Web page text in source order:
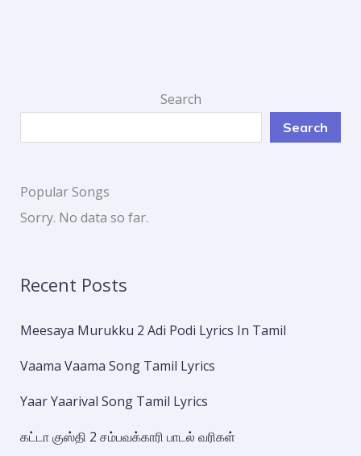
Search
Search
Popular Songs
Sorry. No data so far.
Recent Posts
Meesaya Murukku 2 Adi Podi Lyrics In Tamil
Vaama Vaama Song Tamil Lyrics
Yaar Yaarival Song Tamil Lyrics
கட்டா குஸ்தி 2 சம்பவக்காரி பாடல் வரிகள்